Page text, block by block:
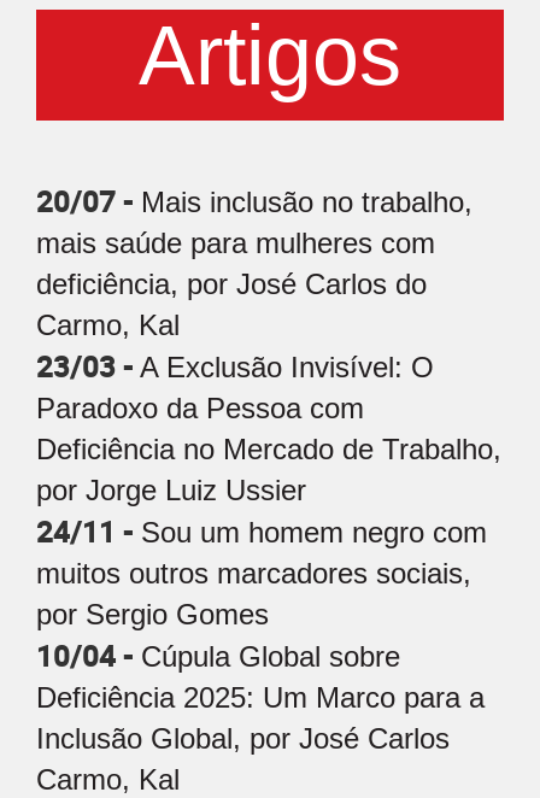
Artigos
20/07 - Mais inclusão no trabalho,
mais saúde para mulheres com
deficiência, por José Carlos do
Carmo, Kal
23/03 - A Exclusão Invisível: O
Paradoxo da Pessoa com
Deficiência no Mercado de Trabalho,
por Jorge Luiz Ussier
24/11 - Sou um homem negro com
muitos outros marcadores sociais,
por Sergio Gomes
10/04 - Cúpula Global sobre
Deficiência 2025: Um Marco para a
Inclusão Global, por José Carlos
Carmo, Kal